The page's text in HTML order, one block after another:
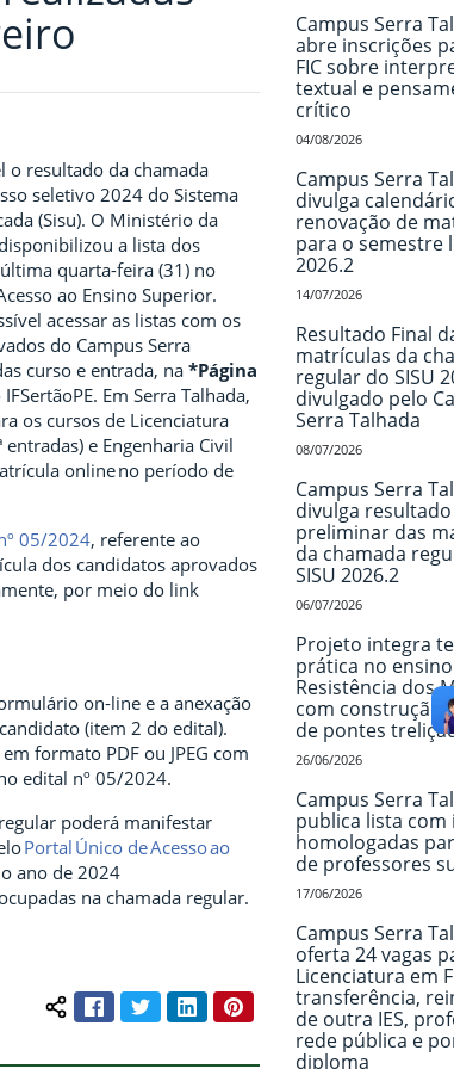
o resultado da chamada
seletivo 2024 do Sistema
(Sisu). O Ministério da
a lista dos
quarta-feira (31) no
ao Ensino Superior.
acessar as listas com os
do Campus Serra
curso e entrada, na*Página
IFSertãoPE. Em Serra Talhada,
os cursos de Licenciatura
entradas) e Engenharia Civil
online no período de
05/2024, referente ao
dos candidatos aprovados
por meio do link
on-line e a anexação
(item 2 do edital).
formato PDF ou JPEG com
edital nº 05/2024.
poderá manifestar
Portal Único de Acesso ao
ano de 2024
na chamada regular.
Compartilhar conteúdo:
FacebookTwitterLinkedInPinterest
Campus Serra
abre inscrições
FIC sobre
textual e
crítico
04/08/2026
Campus Serra
divulga
renovação de
para o semestre
2026.2
14/07/2026
Resultado Final
matrículas da
regular do SISU
divulgado pelo
Serra Talhada
08/07/2026
Campus Serra
divulga resultado
preliminar das
da chamada
SISU 2026.2
06/07/2026
Projeto integra
prática no
Resistência dos
com construção
de pontes
26/06/2026
Campus Serra
publica lista com
homologadas
de professores
17/06/2026
Campus Serra
oferta 24 vagas
Licenciatura em
transferência,
de outra IES,
rede pública e
diploma